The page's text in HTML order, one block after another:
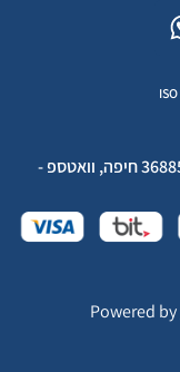
דנ-אל פור יו בע"מ , המסילה 23 , נשר , 3688523 חיפה, וואטספ -
Powered by